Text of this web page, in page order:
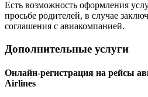
Есть возможность оформления
просьбе родителей, в случае
соглашения с авиакомпанией.
Дополнительные услуги
Онлайн-регистрация на рейсы
Airlines